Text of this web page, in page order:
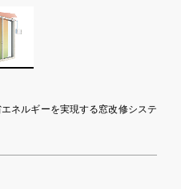
ネルギーを実現する窓改修システ